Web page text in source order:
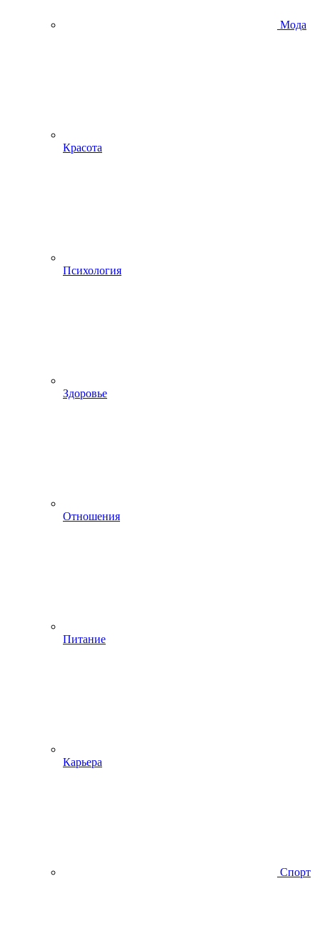
Мода
Красота
Психология
Здоровье
Отношения
Питание
Карьера
Спорт